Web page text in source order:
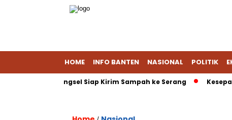
HOME INFO BANTEN NASIONAL POLITIK
Muat, Tangsel Siap Kirim Sampah ke Serang